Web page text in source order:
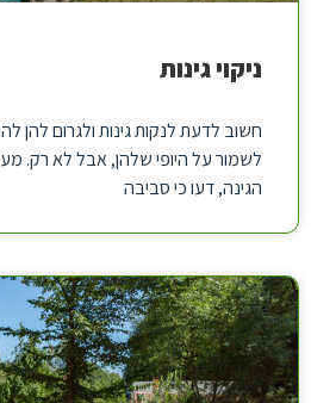
ניקוי גינות
חשוב לדעת לנקות גינות ולגרום להן
לשמור על היופי שלהן, אבל לא רק.
הגינה, דעו כי סביבה